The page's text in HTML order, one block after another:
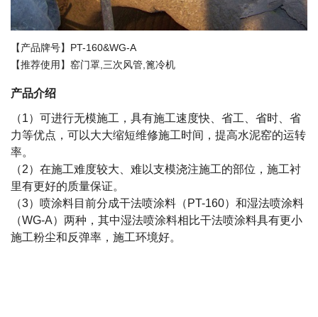
【产品牌号】PT-160&WG-A
【推荐使用】窑门罩,三次风管,篦冷机
产品介绍
（1）可进行无模施工，具有施工速度快、省工、省时、省
力等优点，可以大大缩短维修施工时间，提高水泥窑的运转
率。
（2）在施工难度较大、难以支模浇注施工的部位，施工衬
里有更好的质量保证。
（3）喷涂料目前分成干法喷涂料（PT-160）和湿法喷涂料
（WG-A）两种，其中湿法喷涂料相比干法喷涂料具有更小
施工粉尘和反弹率，施工环境好。